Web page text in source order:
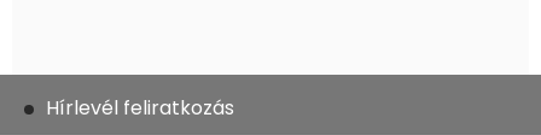
Hírlevél feliratkozás